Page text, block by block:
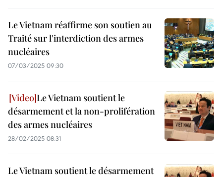
Le Vietnam réaffirme son soutien au
Traité sur l'interdiction des armes
nucléaires
07/03/2025 09:30
Le Vietnam soutient le
désarmement et la non-prolifération
des armes nucléaires
28/02/2025 08:31
Le Vietnam soutient le désarmement